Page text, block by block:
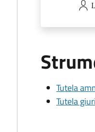
Tutela
Tutela